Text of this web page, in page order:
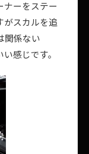
ナーをステー
がスカルを追
関係ない
感じです。